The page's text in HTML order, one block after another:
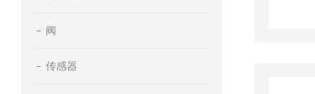
阀
传感器